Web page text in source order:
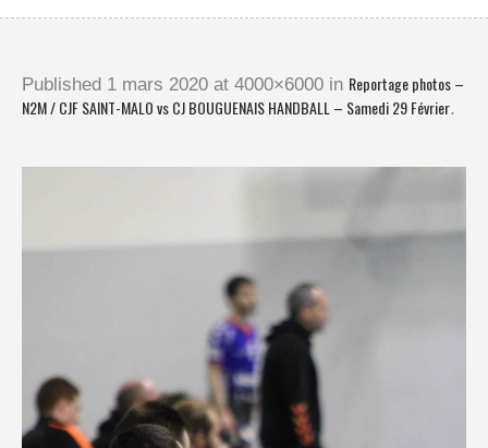
Published 1 mars 2020 at 4000×6000 in Reportage photos –
N2M / CJF SAINT-MALO vs CJ BOUGUENAIS HANDBALL – Samedi 29 Février.